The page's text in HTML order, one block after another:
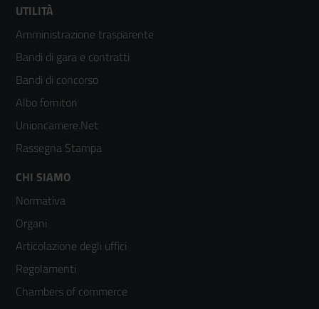
Footer
menù
colonna
2
UTILITÀ
Amministrazione trasparente
Bandi di gara e contratti
Bandi di concorso
Albo fornitori
Unioncamere.Net
Rassegna Stampa
Footer
menù
colonna
3
CHI SIAMO
Normativa
Organi
Articolazione degli uffici
Regolamenti
Chambers of commerce